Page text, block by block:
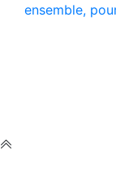
ensemble,